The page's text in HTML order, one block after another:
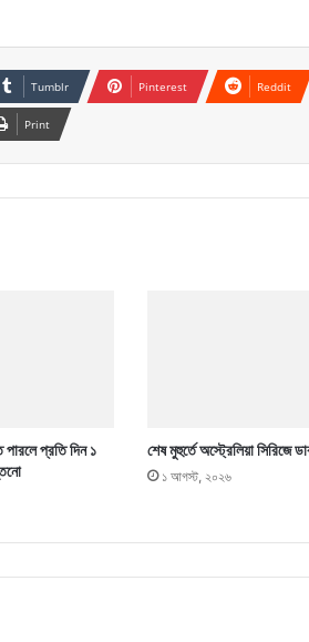
Tumblr Pinterest Reddit
Print
পারলে প্রতি দিন ১
শেষ মুহুর্তে অস্ট্রেলিয়া সিরিজে
১ আগস্ট, ২০২৬